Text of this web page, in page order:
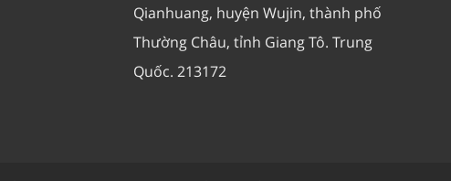
Qianhuang, huyện Wujin, thành phố
Thường Châu, tỉnh Giang Tô. Trung
Quốc. 213172